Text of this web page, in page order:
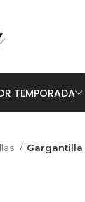
TEMPORADA
Gargantilla